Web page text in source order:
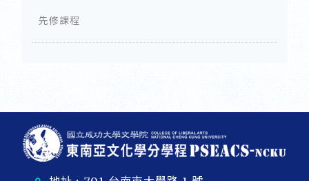
先修課程